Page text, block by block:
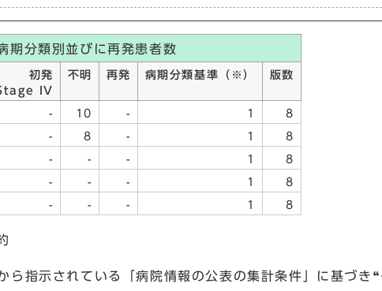
期分類別並びに再発患者数
初発
IV
不明 再発 病期分類基準（※） 版数
- 10 - 1 8
- 8 - 1 8
- - - 1 8
- - - 1 8
- - - 1 8
ら指示されている「病院情報の公表の集計条件」に基づき